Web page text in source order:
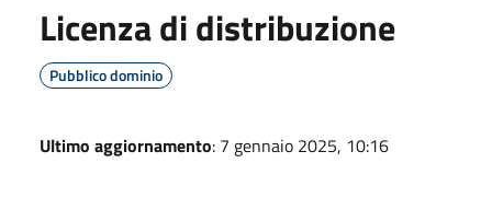
Licenza di distribuzione
Pubblico dominio
Ultimo aggiornamento: 7 gennaio 2025, 10:16